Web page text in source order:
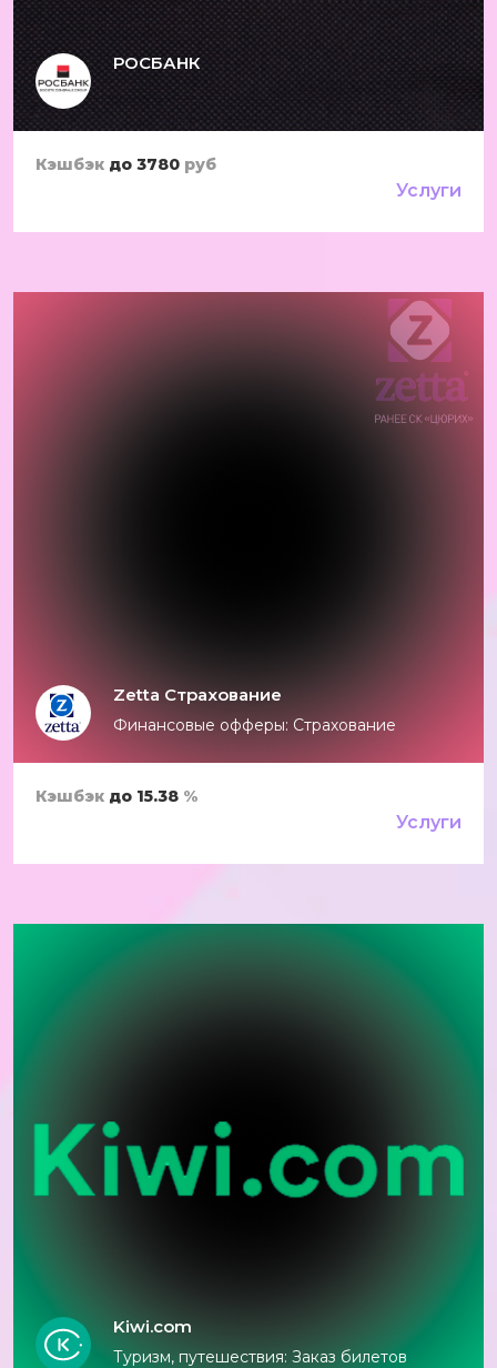
РОСБАНК
Кэшбэк до 3780 руб
Услуги
Zetta Страхование
Финансовые офферы: Страхование
Кэшбэк до 15.38 %
Услуги
Kiwi.com
Туризм, путешествия: Заказ билетов